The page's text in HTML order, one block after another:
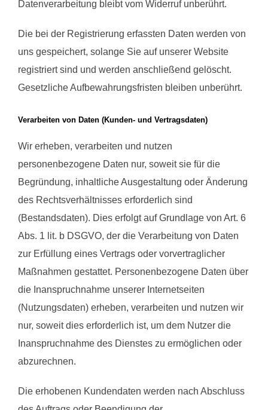
Datenverarbeitung bleibt vom Widerruf unberührt.
Die bei der Registrierung erfassten Daten werden von
uns gespeichert, solange Sie auf unserer Website
registriert sind und werden anschließend gelöscht.
Gesetzliche Aufbewahrungsfristen bleiben unberührt.
Verarbeiten von Daten (Kunden- und Vertragsdaten)
Wir erheben, verarbeiten und nutzen
personenbezogene Daten nur, soweit sie für die
Begründung, inhaltliche Ausgestaltung oder Änderung
des Rechtsverhältnisses erforderlich sind
(Bestandsdaten). Dies erfolgt auf Grundlage von Art. 6
Abs. 1 lit. b DSGVO, der die Verarbeitung von Daten
zur Erfüllung eines Vertrags oder vorvertraglicher
Maßnahmen gestattet. Personenbezogene Daten über
die Inanspruchnahme unserer Internetseiten
(Nutzungsdaten) erheben, verarbeiten und nutzen wir
nur, soweit dies erforderlich ist, um dem Nutzer die
Inanspruchnahme des Dienstes zu ermöglichen oder
abzurechnen.
Die erhobenen Kundendaten werden nach Abschluss